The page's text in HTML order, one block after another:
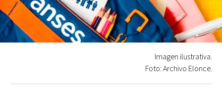
Imagen ilustrativa.
Foto: Archivo Elonce.